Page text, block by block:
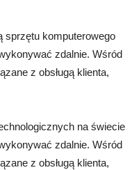
sprzętu komputerowego
zdalnie. Wśród
z obsługą klienta,
na świecie
zdalnie. Wśród
z obsługą klienta,